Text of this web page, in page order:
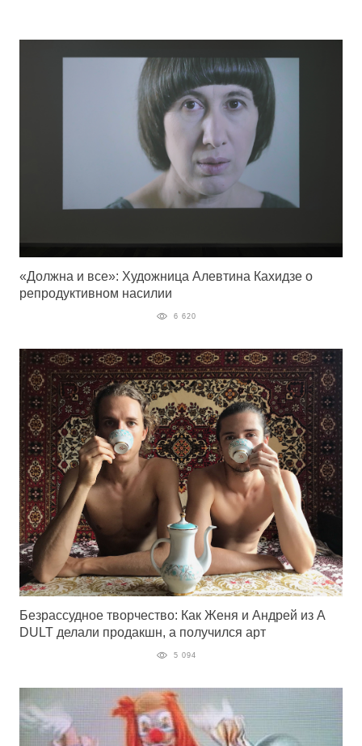
«Должна и все»: Художница Алевтина Кахидзе о
репродуктивном насилии
6 620
Безрассудное творчество: Как Женя и Андрей из A
DULT делали продакшн, а получился арт
5 094